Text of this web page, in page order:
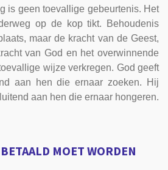
is geen toevallige gebeurtenis. Het
op de kop tikt. Behoudenis
maar de kracht van de Geest,
van God en het overwinnende
wijze verkregen. God geeft
aan hen die ernaar zoeken. Hij
aan hen die ernaar hongeren.
MOET WORDEN